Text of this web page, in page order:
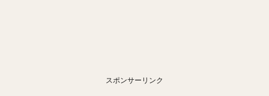
スポンサーリンク